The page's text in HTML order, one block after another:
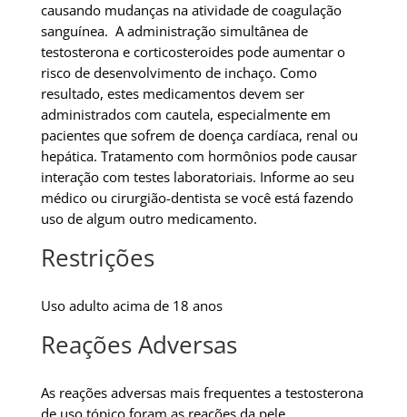
causando mudanças na atividade de coagulação
sanguínea. A administração simultânea de
testosterona e corticosteroides pode aumentar o
risco de desenvolvimento de inchaço. Como
resultado, estes medicamentos devem ser
administrados com cautela, especialmente em
pacientes que sofrem de doença cardíaca, renal ou
hepática. Tratamento com hormônios pode causar
interação com testes laboratoriais. Informe ao seu
médico ou cirurgião-dentista se você está fazendo
uso de algum outro medicamento.
Restrições
Uso adulto acima de 18 anos
Reações Adversas
As reações adversas mais frequentes a testosterona